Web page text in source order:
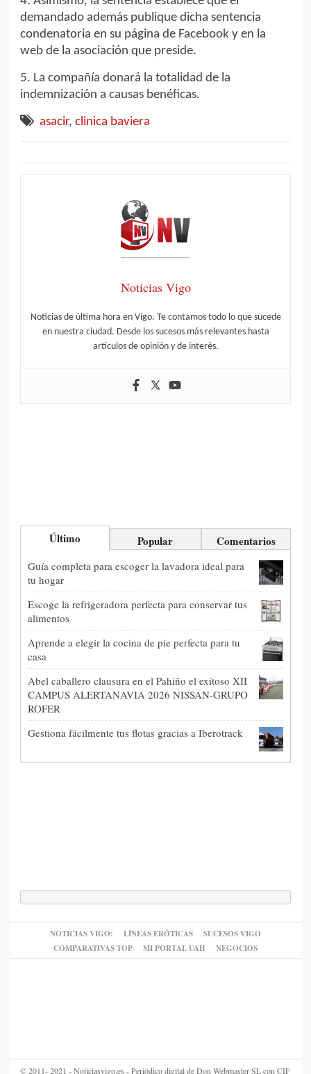
demandado además publique dicha sentencia
condenatoria en su página de Facebook y en la
web de la asociación que preside.
5. La compañía donará la totalidad de la
indemnización a causas benéficas.
asacir, clinica baviera
Noticias Vigo
Noticias de última hora en Vigo. Te contamos todo lo que sucede
en nuestra ciudad. Desde los sucesos más relevantes hasta
artículos de opinión y de interés.
Último Popular Comentarios
Guía completa para escoger la lavadora ideal para
tu hogar
Escoge la refrigeradora perfecta para conservar tus
alimentos
Aprende a elegir la cocina de pie perfecta para tu
casa
Abel caballero clausura en el Pahiño el exitoso XII
CAMPUS ALERTANAVIA 2026 NISSAN-GRUPO
ROFER
Gestiona fácilmente tus flotas gracias a Iberotrack
NOTICIAS VIGO: LÍNEAS ERÓTICAS
SUCESOS VIGO
COMPARATIVAS TOP
MI PORTAL UAH NEGOCIOS
© 2011- 2021 - Noticiasvigo.es - Periódico digital de Don Webmaster SL con CIF